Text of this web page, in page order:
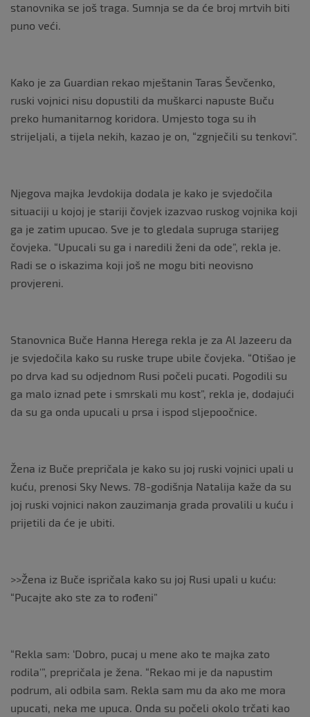
stanovnika se još traga. Sumnja se da će broj mrtvih biti
puno veći.
Kako je za Guardian rekao mještanin Taras Ševčenko,
ruski vojnici nisu dopustili da muškarci napuste Buču
preko humanitarnog koridora. Umjesto toga su ih
strijeljali, a tijela nekih, kazao je on, “zgnječili su tenkovi”.
Njegova majka Jevdokija dodala je kako je svjedočila
situaciji u kojoj je stariji čovjek izazvao ruskog vojnika koji
ga je zatim upucao. Sve je to gledala supruga starijeg
čovjeka. “Upucali su ga i naredili ženi da ode”, rekla je.
Radi se o iskazima koji još ne mogu biti neovisno
provjereni.
Stanovnica Buče Hanna Herega rekla je za Al Jazeeru da
je svjedočila kako su ruske trupe ubile čovjeka. “Otišao je
po drva kad su odjednom Rusi počeli pucati. Pogodili su
ga malo iznad pete i smrskali mu kost”, rekla je, dodajući
da su ga onda upucali u prsa i ispod sljepoočnice.
Žena iz Buče prepričala je kako su joj ruski vojnici upali u
kuću, prenosi Sky News. 78-godišnja Natalija kaže da su
joj ruski vojnici nakon zauzimanja grada provalili u kuću i
prijetili da će je ubiti.
>>Žena iz Buče ispričala kako su joj Rusi upali u kuću:
“Pucajte ako ste za to rođeni”
“Rekla sam: ‘Dobro, pucaj u mene ako te majka zato
rodila'”, prepričala je žena. “Rekao mi je da napustim
podrum, ali odbila sam. Rekla sam mu da ako me mora
upucati, neka me upuca. Onda su počeli okolo trčati kao